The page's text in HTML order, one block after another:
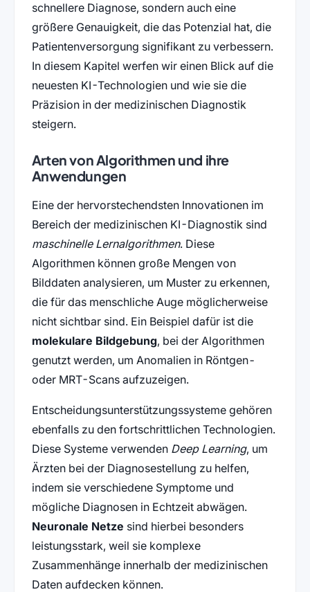
schnellere Diagnose, sondern auch eine
größere Genauigkeit, die das Potenzial hat, die
Patientenversorgung signifikant zu verbessern.
In diesem Kapitel werfen wir einen Blick auf die
neuesten KI-Technologien und wie sie die
Präzision in der medizinischen Diagnostik
steigern.
Arten von Algorithmen und ihre
Anwendungen
Eine der hervorstechendsten Innovationen im
Bereich der medizinischen KI-Diagnostik sind
maschinelle Lernalgorithmen. Diese
Algorithmen können große Mengen von
Bilddaten analysieren, um Muster zu erkennen,
die für das menschliche Auge möglicherweise
nicht sichtbar sind. Ein Beispiel dafür ist die
molekulare Bildgebung, bei der Algorithmen
genutzt werden, um Anomalien in Röntgen-
oder MRT-Scans aufzuzeigen.
Entscheidungsunterstützungssysteme gehören
ebenfalls zu den fortschrittlichen Technologien.
Diese Systeme verwenden Deep Learning, um
Ärzten bei der Diagnosestellung zu helfen,
indem sie verschiedene Symptome und
mögliche Diagnosen in Echtzeit abwägen.
Neuronale Netze sind hierbei besonders
leistungsstark, weil sie komplexe
Zusammenhänge innerhalb der medizinischen
Daten aufdecken können.